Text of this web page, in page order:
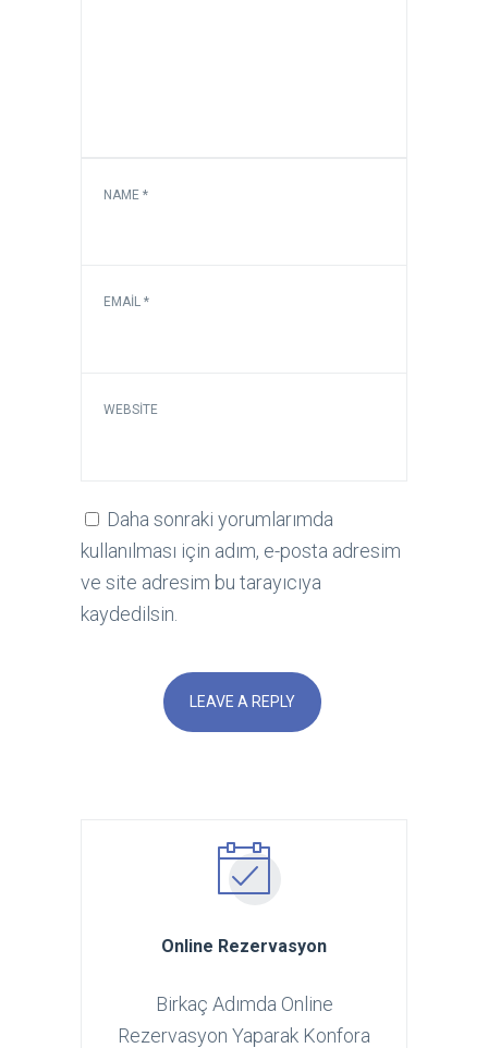
NAME *
EMAIL *
WEBSITE
Daha sonraki yorumlarımda
kullanılması için adım, e-posta adresim
ve site adresim bu tarayıcıya
kaydedilsin.
Online Rezervasyon
Birkaç Adımda Online
Rezervasyon Yaparak Konfora